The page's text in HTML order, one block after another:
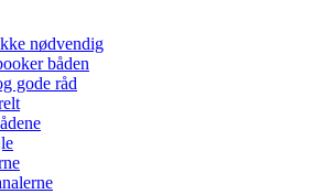
nødvendig
båden
gode råd